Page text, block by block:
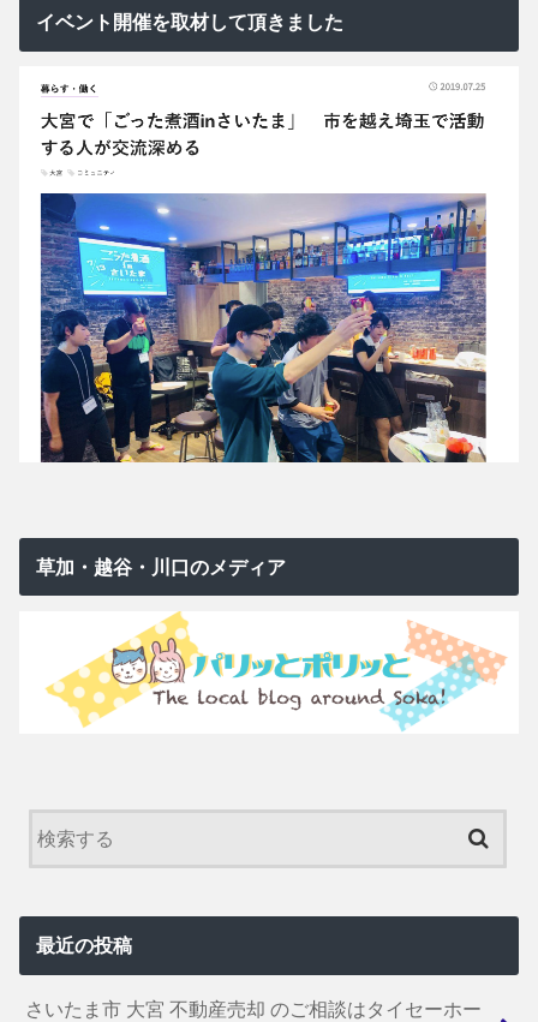
イベント開催を取材して頂きました
草加・越谷・川口のメディア
最近の投稿
さいたま市 大宮 不動産売却 のご相談はタイセーホー